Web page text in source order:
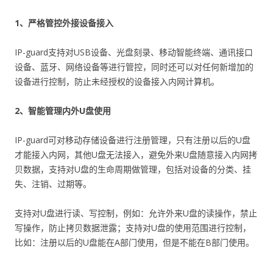
1、严格管控外接设备接入
IP-guard支持对USB设备、光盘刻录、移动智能终端、通讯接口
设备、蓝牙、网络设备等进行管控，同时还可以对任何新增加的
设备进行控制，防止未经授权的设备接入内网计算机。
2、智能管理内外U盘使用
IP-guard可对移动存储设备进行注册管理，只有注册以后的U盘
才能接入内网，其他U盘无法接入，避免外来U盘随意接入内网拷
贝数据，支持对U盘的生命周期做管理，包括对设备的分类、挂
失、注销、过期等。
支持对U盘进行读、写控制，例如：允许外来U盘的读操作，禁止
写操作，防止拷贝数据泄露；支持对U盘的使用范围进行控制，
比如：注册以后的U盘能在A部门使用，但是不能在B部门使用。